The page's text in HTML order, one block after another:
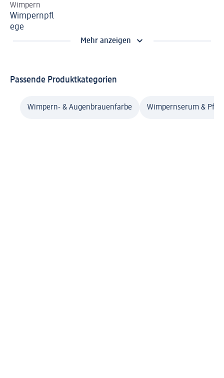
Wimpern
Wimpernpfl
ege
Mehr anzeigen
Passende Produktkategorien
Wimpern- & Augenbrauenfarbe Wimpernserum &